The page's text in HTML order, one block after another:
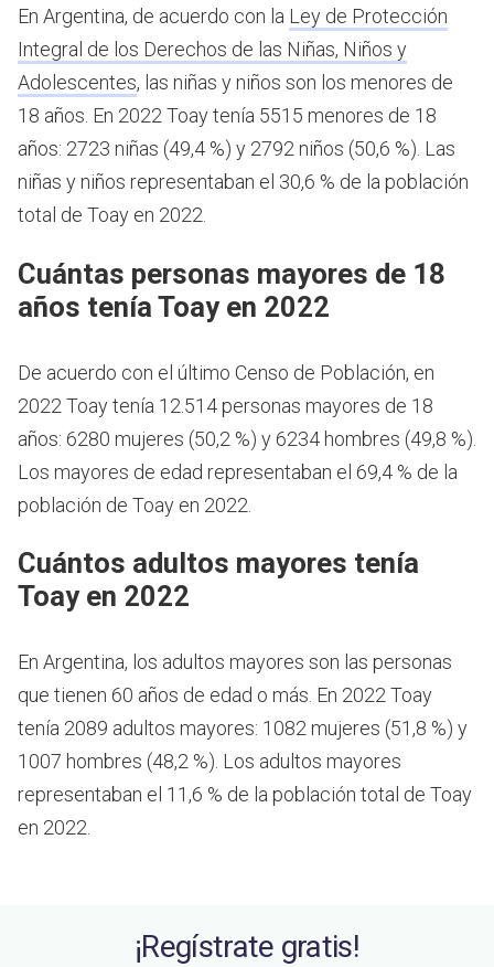
En Argentina, de acuerdo con la Ley de Protección
Integral de los Derechos de las Niñas, Niños y
Adolescentes, las niñas y niños son los menores de
18 años. En 2022 Toay tenía 5515 menores de 18
años: 2723 niñas (49,4 %) y 2792 niños (50,6 %). Las
niñas y niños representaban el 30,6 % de la población
total de Toay en 2022.
Cuántas personas mayores de 18
años tenía Toay en 2022
De acuerdo con el último Censo de Población, en
2022 Toay tenía 12.514 personas mayores de 18
años: 6280 mujeres (50,2 %) y 6234 hombres (49,8 %).
Los mayores de edad representaban el 69,4 % de la
población de Toay en 2022.
Cuántos adultos mayores tenía
Toay en 2022
En Argentina, los adultos mayores son las personas
que tienen 60 años de edad o más. En 2022 Toay
tenía 2089 adultos mayores: 1082 mujeres (51,8 %) y
1007 hombres (48,2 %). Los adultos mayores
representaban el 11,6 % de la población total de Toay
en 2022.
¡Regístrate gratis!